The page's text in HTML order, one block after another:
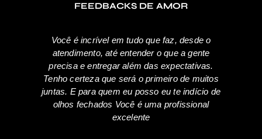
FEEDBACKS DE AMOR
Você é incrível em tudo que faz, desde o
atendimento, até entender o que a gente
precisa e entregar além das expectativas.
Tenho certeza que será o primeiro de muitos
juntas. E para quem eu posso eu te indício de
olhos fechados Você é uma profissional
excelente